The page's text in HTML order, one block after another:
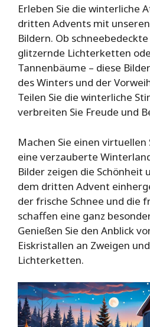
Erleben Sie die winterliche
dritten Advents mit
Bildern. Ob
glitzernde Lichterketten
Tannenbäume – diese
des Winters und der
Teilen Sie die winterliche
verbreiten Sie Freude und
Machen Sie einen virtuellen
eine verzauberte
Bilder zeigen die Schönheit
dem dritten Advent
der frische Schnee und die
schaffen eine ganz
Genießen Sie den Anblick
Eiskristallen an Zweigen
Lichterketten.